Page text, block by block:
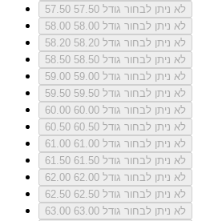
57.50
לא ניתן לבחור גודל 57.50
58.00
לא ניתן לבחור גודל 58.00
58.20
לא ניתן לבחור גודל 58.20
58.50
לא ניתן לבחור גודל 58.50
59.00
לא ניתן לבחור גודל 59.00
59.50
לא ניתן לבחור גודל 59.50
60.00
לא ניתן לבחור גודל 60.00
60.50
לא ניתן לבחור גודל 60.50
61.00
לא ניתן לבחור גודל 61.00
61.50
לא ניתן לבחור גודל 61.50
62.00
לא ניתן לבחור גודל 62.00
62.50
לא ניתן לבחור גודל 62.50
63.00
לא ניתן לבחור גודל 63.00